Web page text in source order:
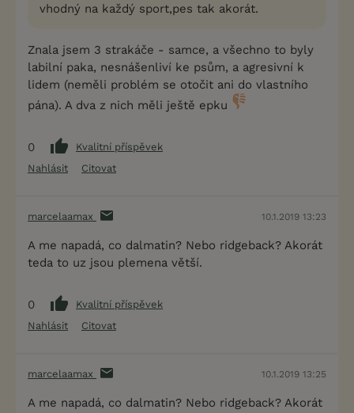
vhodný na každý sport,pes tak akorát.
Znala jsem 3 strakáče - samce, a všechno to byly
labilní paka, nesnášenliví ke psům, a agresivní k
lidem (neměli problém se otočit ani do vlastního
pána). A dva z nich měli ještě epku
0
Kvalitní příspěvek
Nahlásit
Citovat
marcelaamax 10.1.2019 13:23
A me napadá, co dalmatin? Nebo ridgeback? Akorát
teda to uz jsou plemena větší.
0
Kvalitní příspěvek
Nahlásit
Citovat
marcelaamax 10.1.2019 13:25
A me napadá, co dalmatin? Nebo ridgeback? Akorát